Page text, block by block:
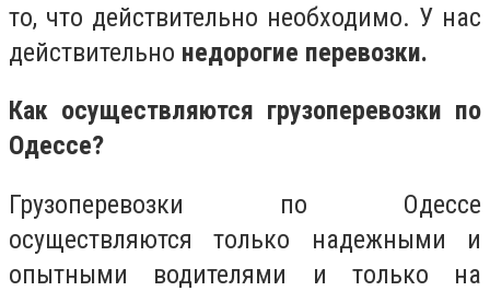
то, что действительно необходимо. У нас
действительно недорогие перевозки.
Как осуществляются грузоперевозки по
Одессе?
Грузоперевозки по Одессе
осуществляются только надежными и
опытными водителями и только на